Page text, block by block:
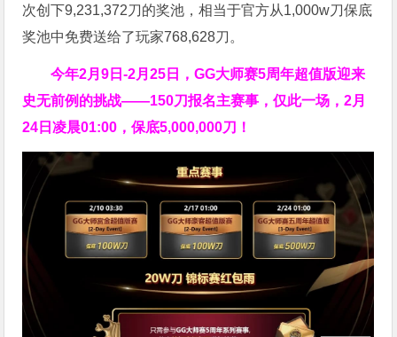
次创下9,231,372刀的奖池，相当于官方从1,000w刀保底
奖池中免费送给了玩家768,628刀。
今年2月9日-2月25日，GG大师赛5周年超值版迎来
史无前例的挑战——150刀报名主赛事，仅此一场，2月
24日凌晨01:00，保底5,000,000刀！